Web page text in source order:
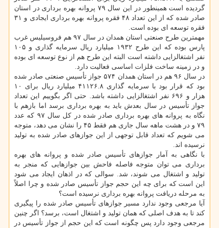
گردیده است همینطور در این سال ۷۹ پروانه بهره برداری در استان
صادر شده كه از این تعداد ۴۸ فقره پروانه بهره برداری ایجادی و ۳۱
فقره توسعه ای بوده است.
مهمترین طرح صنعتی استان همدان در سال ۹۷ هم فروسیلیس غرب
پارس بوده كه این طرح ۱۹۳۲ میلیارد ریال سرمایه گذاری و ۱۰۵
نفر اشتغالزایی داشته است البته این طرح هم از نوع توسعه ای بوده
و در زمینه ساخت فلزات اساسی فعالیت دارد.
در سال ۹۶ هم در استان همدان ۵۷۴ جواز تأسیس صنعتی صادر شده
بود كه قرار بود با سرمایه گذاری ۴۱۱۲۶.۸ میلیارد ریال برای ۱۰
هزار و ۶۹۶ نفر اشتغالزایی داشته باشد. حتی اگر بگوییم این تعداد
جواز تأسیس در سال بعدش باید به بهره برداری برسد اما بازهم با
نگاه به پروانه های بهره برداری صادر شده در كل سال ۹۷ كه عدد
۷۹ و در هشت ماهه سال جاری هم فقط ۴۵ را نشان می دهد، متوجه
می شویم كه تعداد قابل توجهی از این جوازهای صادر شده به تولید
نرسیده اند.
با نگاهی به آمار جوازهای تأسیس صادر شده و پروانه های بهره
برداری می توان متوجه فاصله فاحش بین جوازهایی كه منجر به
تولید و اشتغال می شوند، شد. سوالی كه در اذهان ایجاد می شود
این است كه برای چه این حجم جواز تأسیس صادر شده و چرا اصلاً
به مرحله دریافت پروانه بهره برداری نرسیده است؟
آیا مرجعی وجود ندارد مسیر جوازهای تأسیس صادر شده را پیگیری
كند تا به هدف اصلی كه همان تولید و اشتغال است، برسد؟ اگر چنین
مرجعی وجود دارد پس چگونه است كه این حجم از جواز تأسیس در